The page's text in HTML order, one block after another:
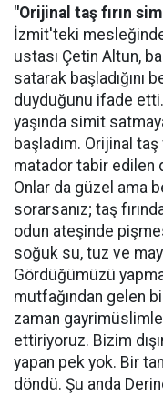
"Orijinal taş fırın
İzmit'teki mesleğinde
ustası Çetin Altun,
satarak başladığını
duyduğunu ifade
yaşında simit
başladım. Orijinal taş
matador tabir edilen
Onlar da güzel ama
sorarsanız; taş
odun ateşinde
soğuk su, tuz ve
Gördüğümüzü
mutfağından gelen
zaman
ettiriyoruz. Bizim
yapan pek yok. Bir
döndü. Şu anda